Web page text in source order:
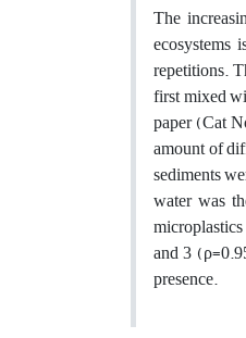
The
ecosystems
repetitions.
first mixed
paper (Cat
amount of
sediments
water was
and 3
presence.